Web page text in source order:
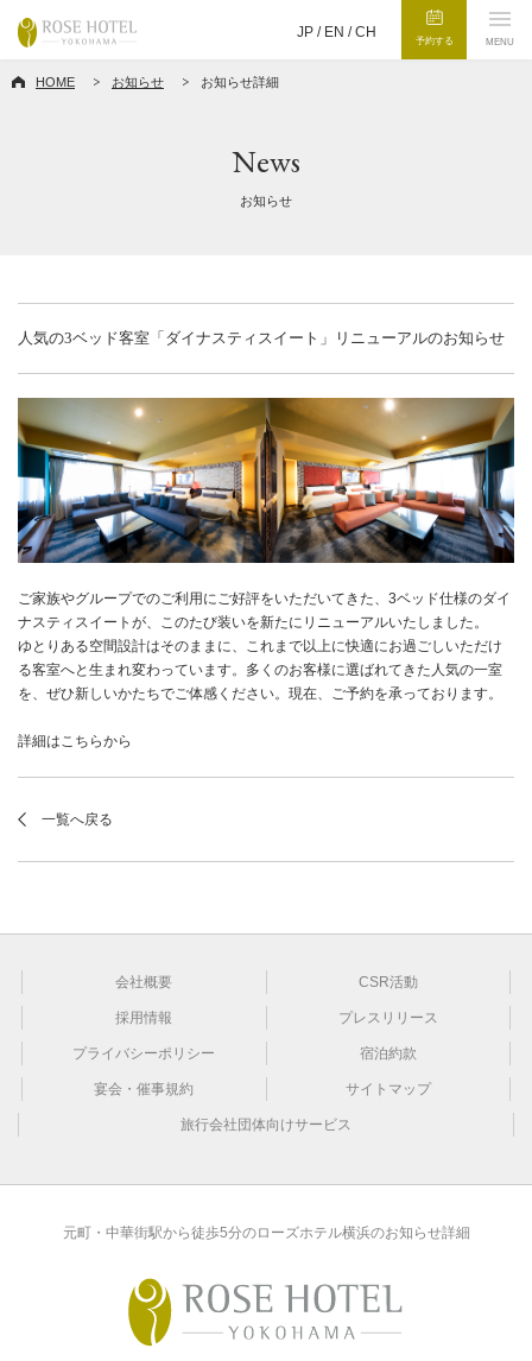
JP / EN /CH
予約する MENU
HOME お知らせ お知らせ詳細
News
お知らせ
人気の3ベッド客室「ダイナスティスイート」リニューアルのお知らせ
ご家族やグループでのご利用にご好評をいただいてきた、3ベッド仕様のダイ
ナスティスイートが、このたび装いを新たにリニューアルいたしました。
ゆとりある空間設計はそのままに、これまで以上に快適にお過ごしいただけ
る客室へと生まれ変わっています。多くのお客様に選ばれてきた人気の一室
を、ぜひ新しいかたちでご体感ください。現在、ご予約を承っております。
詳細はこちらから
一覧へ戻る
会社概要 CSR活動
採用情報 プレスリリース
プライバシーポリシー 宿泊約款
宴会・催事規約 サイトマップ
旅行会社団体向けサービス
元町・中華街駅から徒歩5分のローズホテル横浜のお知らせ詳細